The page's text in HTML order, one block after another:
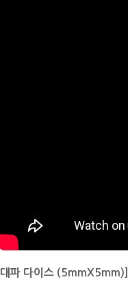
[대파 다이스 (5mmX5mm)]